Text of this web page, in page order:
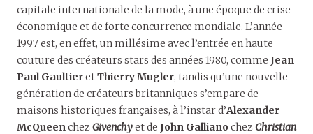
capitale internationale de la mode, à une époque de crise
économique et de forte concurrence mondiale. L’année
1997 est, en effet, un millésime avec l’entrée en haute
couture des créateurs stars des années 1980, comme Jean
Paul GaultieretThierry Mugler, tandis qu’une nouvelle
génération de créateurs britanniques s’empare de
maisons historiques françaises, à l’instar d’Alexander
McQueenchez Givenchyet de John Galliano chez Christian